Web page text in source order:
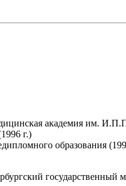
академия им.
г.)
образования
государственный